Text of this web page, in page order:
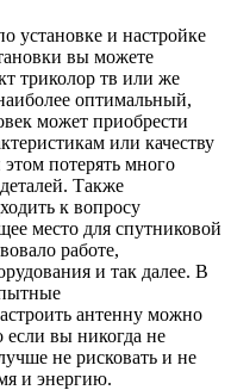
установке и настройке
вы можете
триколор тв или же
оптимальный,
может приобрести
или качеству
потерять много
Также
к вопросу
место для спутниковой
работе,
и так далее. В
антенну можно
если вы никогда не
не рисковать и не
и энергию.